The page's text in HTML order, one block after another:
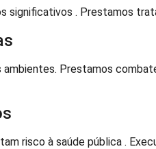
significativos . Prestamos
Prestamos
risco à saúde pública .